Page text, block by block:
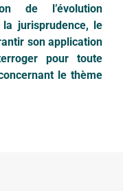
de l’évolution
jurisprudence, le
son application
pour toute
le thème